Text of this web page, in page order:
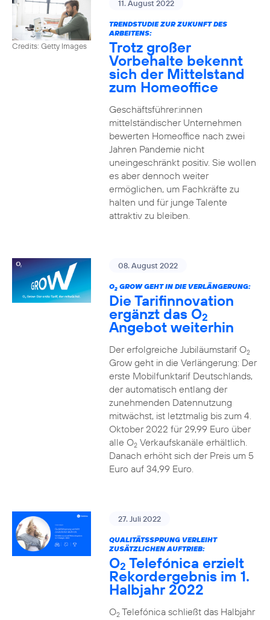
Credits: Getty Images
11. August 2022
TRENDSTUDIE ZUR ZUKUNFT DES
ARBEITENS:
Trotz großer
Vorbehalte bekennt
sich der Mittelstand
zum Homeoffice
Geschäftsführer:innen
mittelständischer Unternehmen
bewerten Homeoffice nach zwei
Jahren Pandemie nicht
uneingeschränkt positiv. Sie wollen
es aber dennoch weiter
ermöglichen, um Fachkräfte zu
halten und für junge Talente
attraktiv zu bleiben.
08. August 2022
O2GROW GEHT IN DIE VERLÄNGERUNG:
Die Tarifinnovation
ergänzt das O2
Angebot weiterhin
Der erfolgreiche Jubiläumstarif O2
Grow geht in die Verlängerung: Der
erste Mobilfunktarif Deutschlands,
der automatisch entlang der
zunehmenden Datennutzung
mitwächst, ist letztmalig bis zum 4.
Oktober 2022 für 29,99 Euro über
alle O2Verkaufskanäle erhältlich.
Danach erhöht sich der Preis um 5
Euro auf 34,99 Euro.
27. Juli 2022
QUALITÄTSSPRUNG VERLEIHT
ZUSÄTZLICHEN AUFTRIEB:
O2 Telefónica erzielt
Rekordergebnis im 1.
Halbjahr 2022
O2Telefónica schließt das Halbjahr